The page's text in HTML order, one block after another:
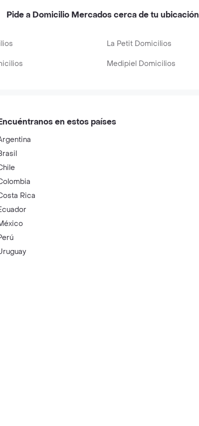
Pide a Domicilio Mercados cerca de tu ubicación
La Petit Domicilios
Medipiel Domicilios
en estos países
Rica